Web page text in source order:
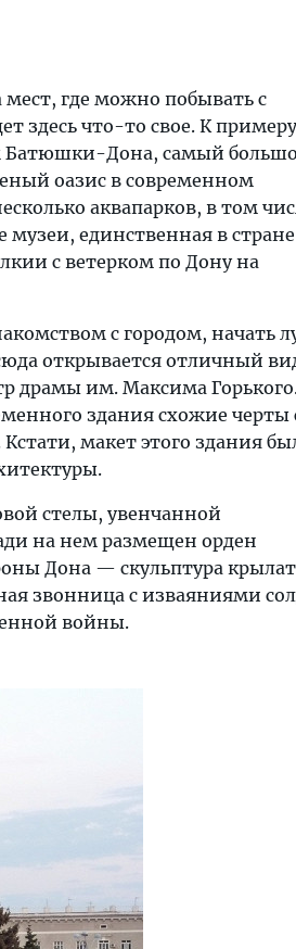
мест, где можно побывать с
здесь что-то свое. К
Батюшки-Дона, самый
оазис в современном
аквапарков, в том
единственная в стране
с ветерком по Дону на
с городом, начать
открывается отличный
драмы им. Максима
здания схожие черты
макет этого здания
стелы, увенчанной
на нем размещен орден
Дона — скульптура
звонница с изваяниями
войны.